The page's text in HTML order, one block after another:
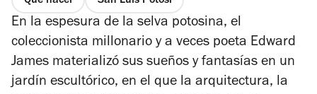
En la espesura de la selva potosina, el
coleccionista millonario y a veces poeta Edward
James materializó sus sueños y fantasías en un
jardín escultórico, en el que la arquitectura, la